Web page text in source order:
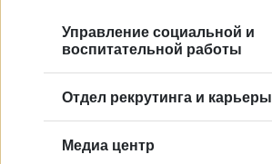
Управление социальной и
воспитательной работы
Отдел рекрутинга и карьеры
Mедиа центр